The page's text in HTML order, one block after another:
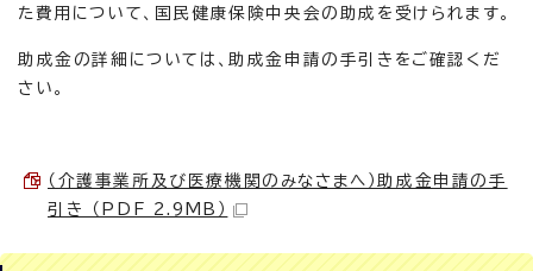
た費用について、国民健康保険中央会の助成を受けられます。
助成金の詳細については、助成金申請の手引きをご確認くだ
さい。
（介護事業所及び医療機関のみなさまへ）助成金申請の手
引き （PDF 2.9MB）